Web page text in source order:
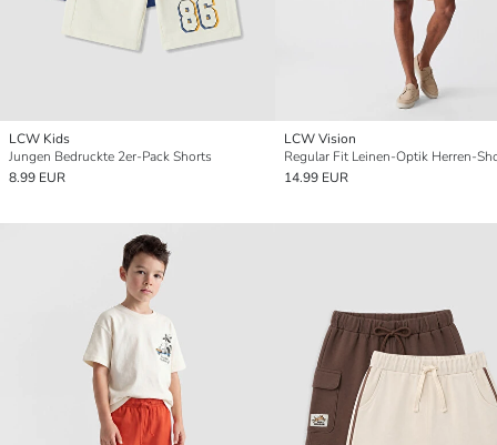
LCW Kids
Jungen Bedruckte 2er-Pack Shorts
8.99 EUR
LCW Vision
Regular Fit Leinen-Optik Herren-
14.99 EUR